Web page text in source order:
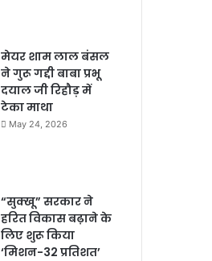
मेयर शाम लाल बंसल
ने गुरू गद्दी बाबा प्रभू
दयाल जी रिहौड़ में
टेका माथा
May 24, 2026
“सुक्खू” सरकार ने
हरित विकास बढ़ाने के
लिए शुरू किया
‘मिशन-32 प्रतिशत’